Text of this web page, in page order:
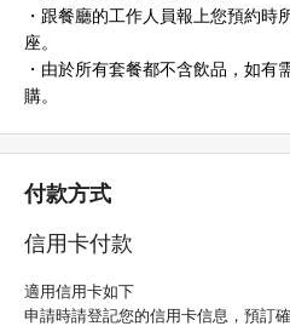
・跟餐廳的工作人員報上您預約時
座。
・由於所有套餐都不含飲品，如有
購。
付款方式
信用卡付款
適用信用卡如下
申請時請登記您的信用卡信息，預訂確